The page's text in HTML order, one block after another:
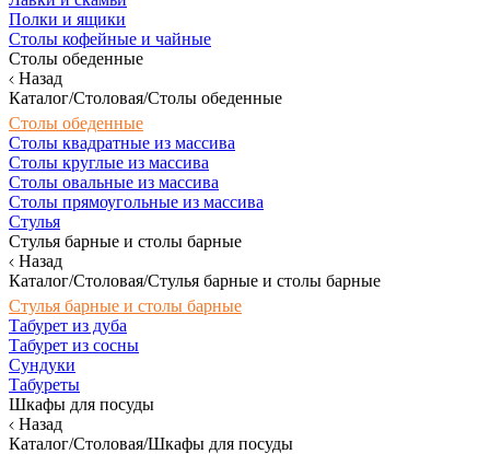
Полки и ящики
Столы кофейные и чайные
Столы обеденные
Назад
Каталог/Столовая/Столы обеденные
Столы обеденные
Столы квадратные из массива
Столы круглые из массива
Столы овальные из массива
Столы прямоугольные из массива
Стулья
Стулья барные и столы барные
Назад
Каталог/Столовая/Стулья барные и столы барные
Стулья барные и столы барные
Табурет из дуба
Табурет из сосны
Сундуки
Табуреты
Шкафы для посуды
Назад
Каталог/Столовая/Шкафы для посуды